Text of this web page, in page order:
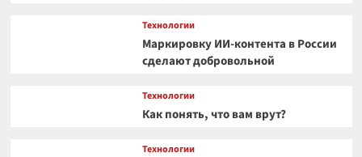
Технологии
Маркировку ИИ-контента в России
сделают добровольной
Технологии
Как понять, что вам врут?
Технологии